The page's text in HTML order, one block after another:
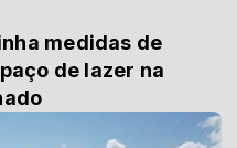
medidas de
de lazer na